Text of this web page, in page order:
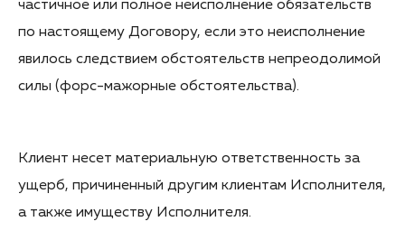
частичное или полное неисполнение обязательств
по настоящему Договору, если это неисполнение
явилось следствием обстоятельств непреодолимой
силы (форс-мажорные обстоятельства).
Клиент несет материальную ответственность за
ущерб, причиненный другим клиентам Исполнителя,
а также имуществу Исполнителя.